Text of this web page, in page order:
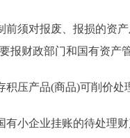
对报废、报损的资产
报财政部门和国有资产
产品(商品)可削价处
企业挂账的待处理财